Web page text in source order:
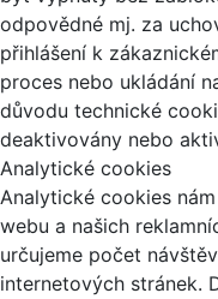
odpovědné mj. za
přihlášení k
proces nebo ukládání
důvodu technické
deaktivovány nebo
Analytické cookies
Analytické cookies
webu a našich
určujeme počet
internetových stránek.